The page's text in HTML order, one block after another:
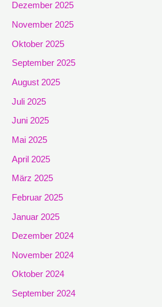
Dezember 2025
November 2025
Oktober 2025
September 2025
August 2025
Juli 2025
Juni 2025
Mai 2025
April 2025
März 2025
Februar 2025
Januar 2025
Dezember 2024
November 2024
Oktober 2024
September 2024